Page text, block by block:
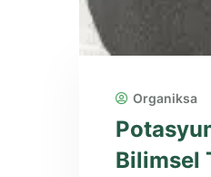
Organiksa
Bilimsel